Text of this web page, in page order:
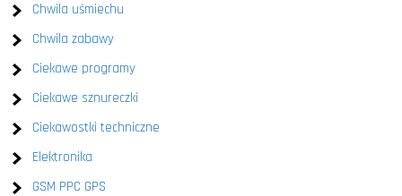
Chwila uśmiechu
Chwila zabawy
Ciekawe programy
Ciekawe sznureczki
Ciekawostki techniczne
Elektronika
GSM PPC GPS